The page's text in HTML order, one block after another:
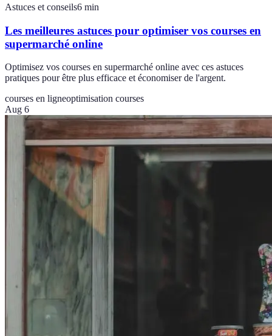
Astuces et conseils6 min
Les meilleures astuces pour optimiser vos courses en
supermarché online
Optimisez vos courses en supermarché online avec ces astuces
pratiques pour être plus efficace et économiser de l'argent.
courses en ligneoptimisation courses
Aug 6